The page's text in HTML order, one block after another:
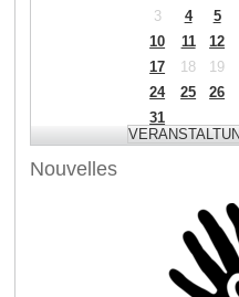
3
4 5
10
11 12
17
18 19
24
25 26
31
Nouvelles